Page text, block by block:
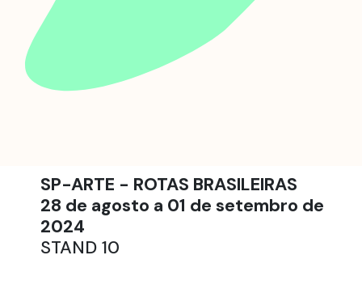
SP-ARTE - ROTAS BRASILEIRAS
28 de agosto a 01 de setembro de
2024
STAND 10